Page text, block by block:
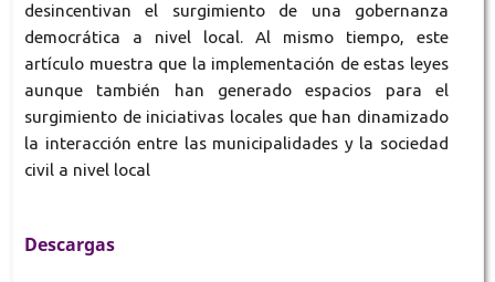
desincentivan el surgimiento de una gobernanza
democrática a nivel local. Al mismo tiempo, este
artículo muestra que la implementación de estas leyes
aunque también han generado espacios para el
surgimiento de iniciativas locales que han dinamizado
la interacción entre las municipalidades y la sociedad
civil a nivel local
Descargas